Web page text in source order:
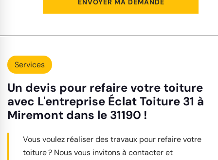
Services
Un devis pour refaire votre toiture
avec L'entreprise Éclat Toiture 31 à
Miremont dans le 31190 !
Vous voulez réaliser des travaux pour refaire votre
toiture ? Nous vous invitons à contacter et